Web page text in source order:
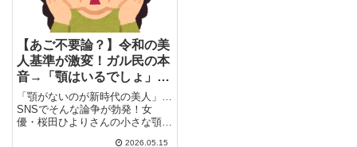
【あご不要論？】令和の美
人基準が激変！ガル民の本
音→「顎はいるでしょ」が
+3462で圧勝ｗｗｗ
「顎がないのが新時代の美人」…
SNSでそんな論争が勃発！女
優・桜田ひよりさんの小さな顎が
2026.05.15